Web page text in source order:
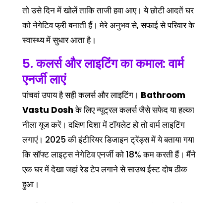
तो उसे दिन में खोलें ताकि ताजी हवा आए। ये छोटी आदतें घर
को नेगेटिव फ्री बनाती हैं। मेरे अनुभव से, सफाई से परिवार के
स्वास्थ्य में सुधार आता है।
5. कलर्स और लाइटिंग का कमाल: वार्म
एनर्जी लाएं
पांचवां उपाय है सही कलर्स और लाइटिंग। Bathroom
Vastu Doshके लिए न्यूट्रल कलर्स जैसे सफेद या हल्का
नीला यूज करें। दक्षिण दिशा में टॉयलेट हो तो वार्म लाइटिंग
लगाएं। 2025 की इंटीरियर डिजाइन ट्रेंड्स में ये बताया गया
कि सॉफ्ट लाइट्स नेगेटिव एनर्जी को 18% कम करती हैं। मैंने
एक घर में देखा जहां रेड टेप लगाने से साउथ ईस्ट दोष ठीक
हुआ।